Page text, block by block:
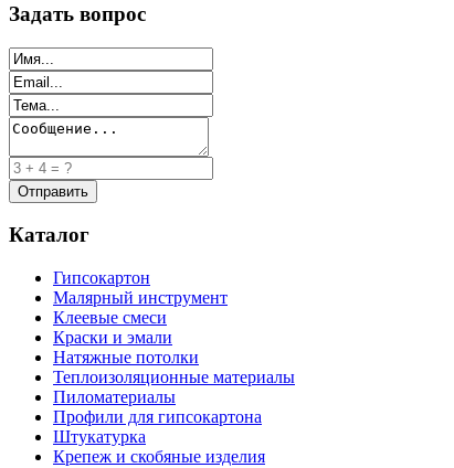
Задать вопрос
Каталог
Гипсокартон
Малярный инструмент
Клеевые смеси
Краски и эмали
Натяжные потолки
Теплоизоляционные материалы
Пиломатериалы
Профили для гипсокартона
Штукатурка
Крепеж и скобяные изделия